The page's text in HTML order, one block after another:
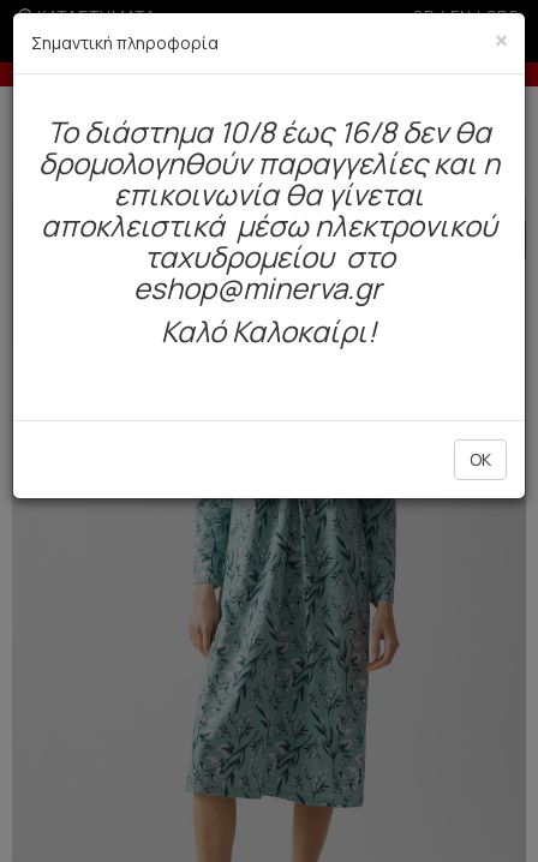
ΚΑΤΑΣΤΗΜΑΤΑ GR|EN|SRB
άνω των 200€ σε περίοδο εκπτώσεων Έως 3
Δωρεάν αποστολή άνω των 49€. Παράδοση σε 3-5 εργάσιμες.
Γυναίκα Πυτζάμες / Νυχτικά Χειμωνιάτικες
HOT
×
Σημαντική πληροφορία
To διάστημα 10/8 έως 16/8 δεν θα
δρομολογηθούν παραγγελίες και η
επικοινωνία θα γίνεται
αποκλειστικά μέσω ηλεκτρονικού
ταχυδρομείου στο
eshop@minerva.gr
Καλό Καλοκαίρι!
OK